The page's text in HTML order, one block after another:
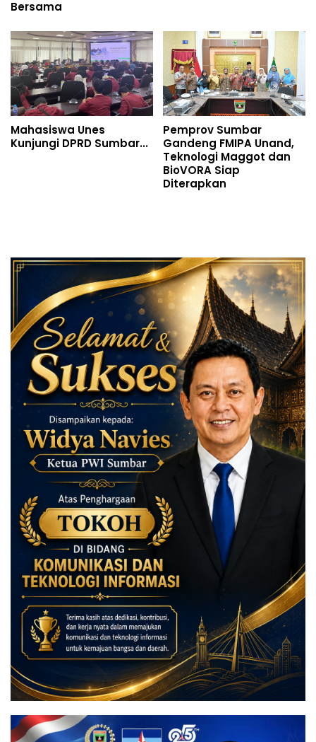
Bersama
Mahasiswa Unes
Kunjungi DPRD Sumbar...
Pemprov Sumbar
Gandeng FMIPA Unand,
Teknologi Maggot dan
BioVORA Siap
Diterapkan